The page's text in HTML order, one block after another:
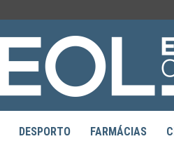
DESPORTO FARMÁCIAS